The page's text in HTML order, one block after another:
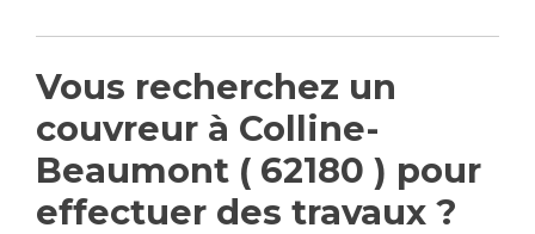
Vous recherchez un
couvreur à Colline-
Beaumont ( 62180 ) pour
effectuer des travaux ?